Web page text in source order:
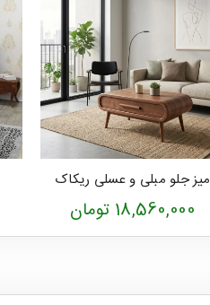
میز جلو مبلی و عسلی ریکاک
18,560,000 تومان